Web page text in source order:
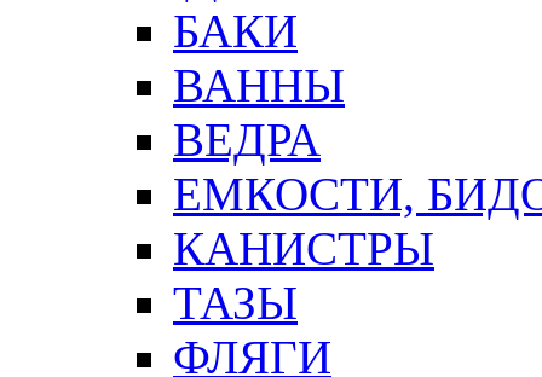
БАКИ
ВАННЫ
ВЕДРА
ЕМКОСТИ,
КАНИСТРЫ
ТАЗЫ
ФЛЯГИ